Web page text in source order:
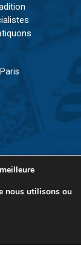
nous utilisons ou